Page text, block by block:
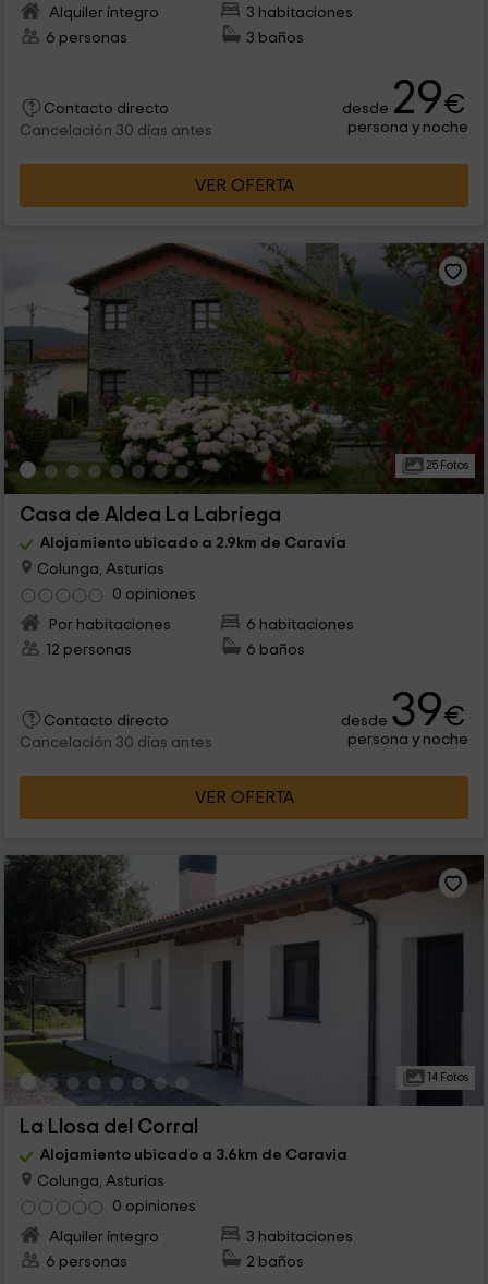
Alquiler íntegro
3 habitaciones
6 personas
3 baños
Contacto directo
Cancelación 30 días antes
desde 29€
persona y noche
VER OFERTA
25 Fotos
Casa de Aldea La Labriega
Alojamiento ubicado a 2.9km de Caravia
Colunga, Asturias
0 opiniones
Por habitaciones
6 habitaciones
12 personas
6 baños
Contacto directo
Cancelación 30 días antes
desde 39€
persona y noche
VER OFERTA
14 Fotos
La Llosa del Corral
Alojamiento ubicado a 3.6km de Caravia
Colunga, Asturias
0 opiniones
Alquiler íntegro
3 habitaciones
6 personas
2 baños